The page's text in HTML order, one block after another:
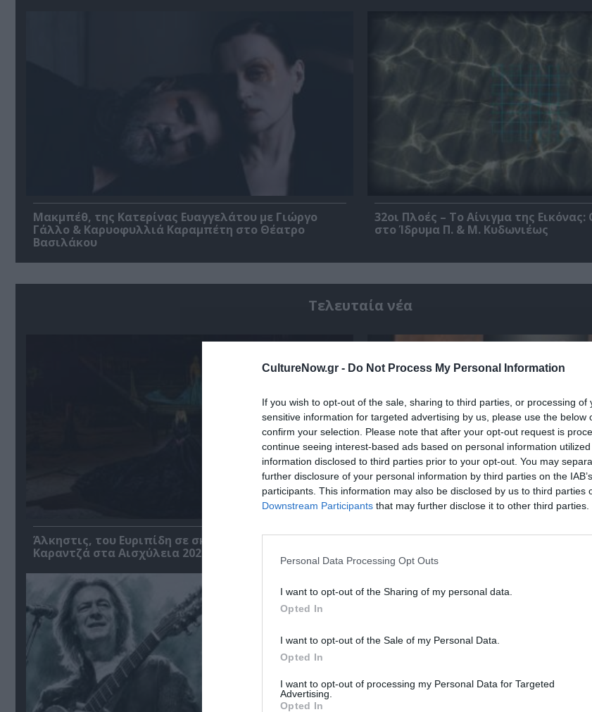
CultureNow.gr - Do Not Process My Personal Information
If you wish to opt-out of the sale, sharing to third parties, or processing of
sensitive information for targeted advertising by us, please use the below
confirm your selection. Please note that after your opt-out request is
continue seeing interest-based ads based on personal information
information disclosed to third parties prior to your opt-out. You may
further disclosure of your personal information by third parties on the
participants. This information may also be disclosed by us to third parties
Downstream Participants that may further disclose it to other third parties.
Personal Data Processing Opt Outs
I want to opt-out of the Sharing of my personal data.
Opted In
I want to opt-out of the Sale of my Personal Data.
Opted In
I want to opt-out of processing my Personal Data for Targeted
Advertising.
Opted In
Μακμπέθ, της Κατερίνας Ευαγγελάτου με Γιώργο
Γάλλο & Καρυοφυλλιά Καραμπέτη στο Θέατρο
Βασιλάκου
32οι Πλοές – Το Αίνιγμα της
στο Ίδρυμα Π. & Μ. Κυδωνιέως
Τελευταία νέα
Άλκηστις, του Ευριπίδη σε σκηνοθεσία Δημήτρη
Καραντζά στα Αισχύλεια 2026
Φεστιβάλ Αθηνών Επιδαύρου 2026: